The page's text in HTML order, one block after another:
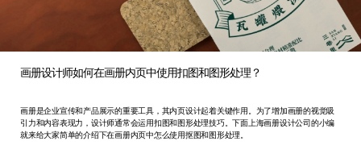
画册设计师如何在画册内页中使用扣图和图形处理？
画册是企业宣传和产品展示的重要工具，其内页设计起着关键作用。为了增加画册的视觉吸
引力和内容表现力，设计师通常会运用扣图和图形处理技巧。下面上海画册设计公司的小编
就来给大家简单的介绍下在画册内页中怎么使用抠图和图形处理。